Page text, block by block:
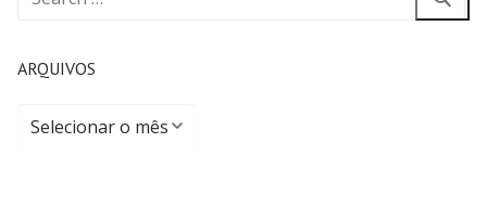
ARQUIVOS